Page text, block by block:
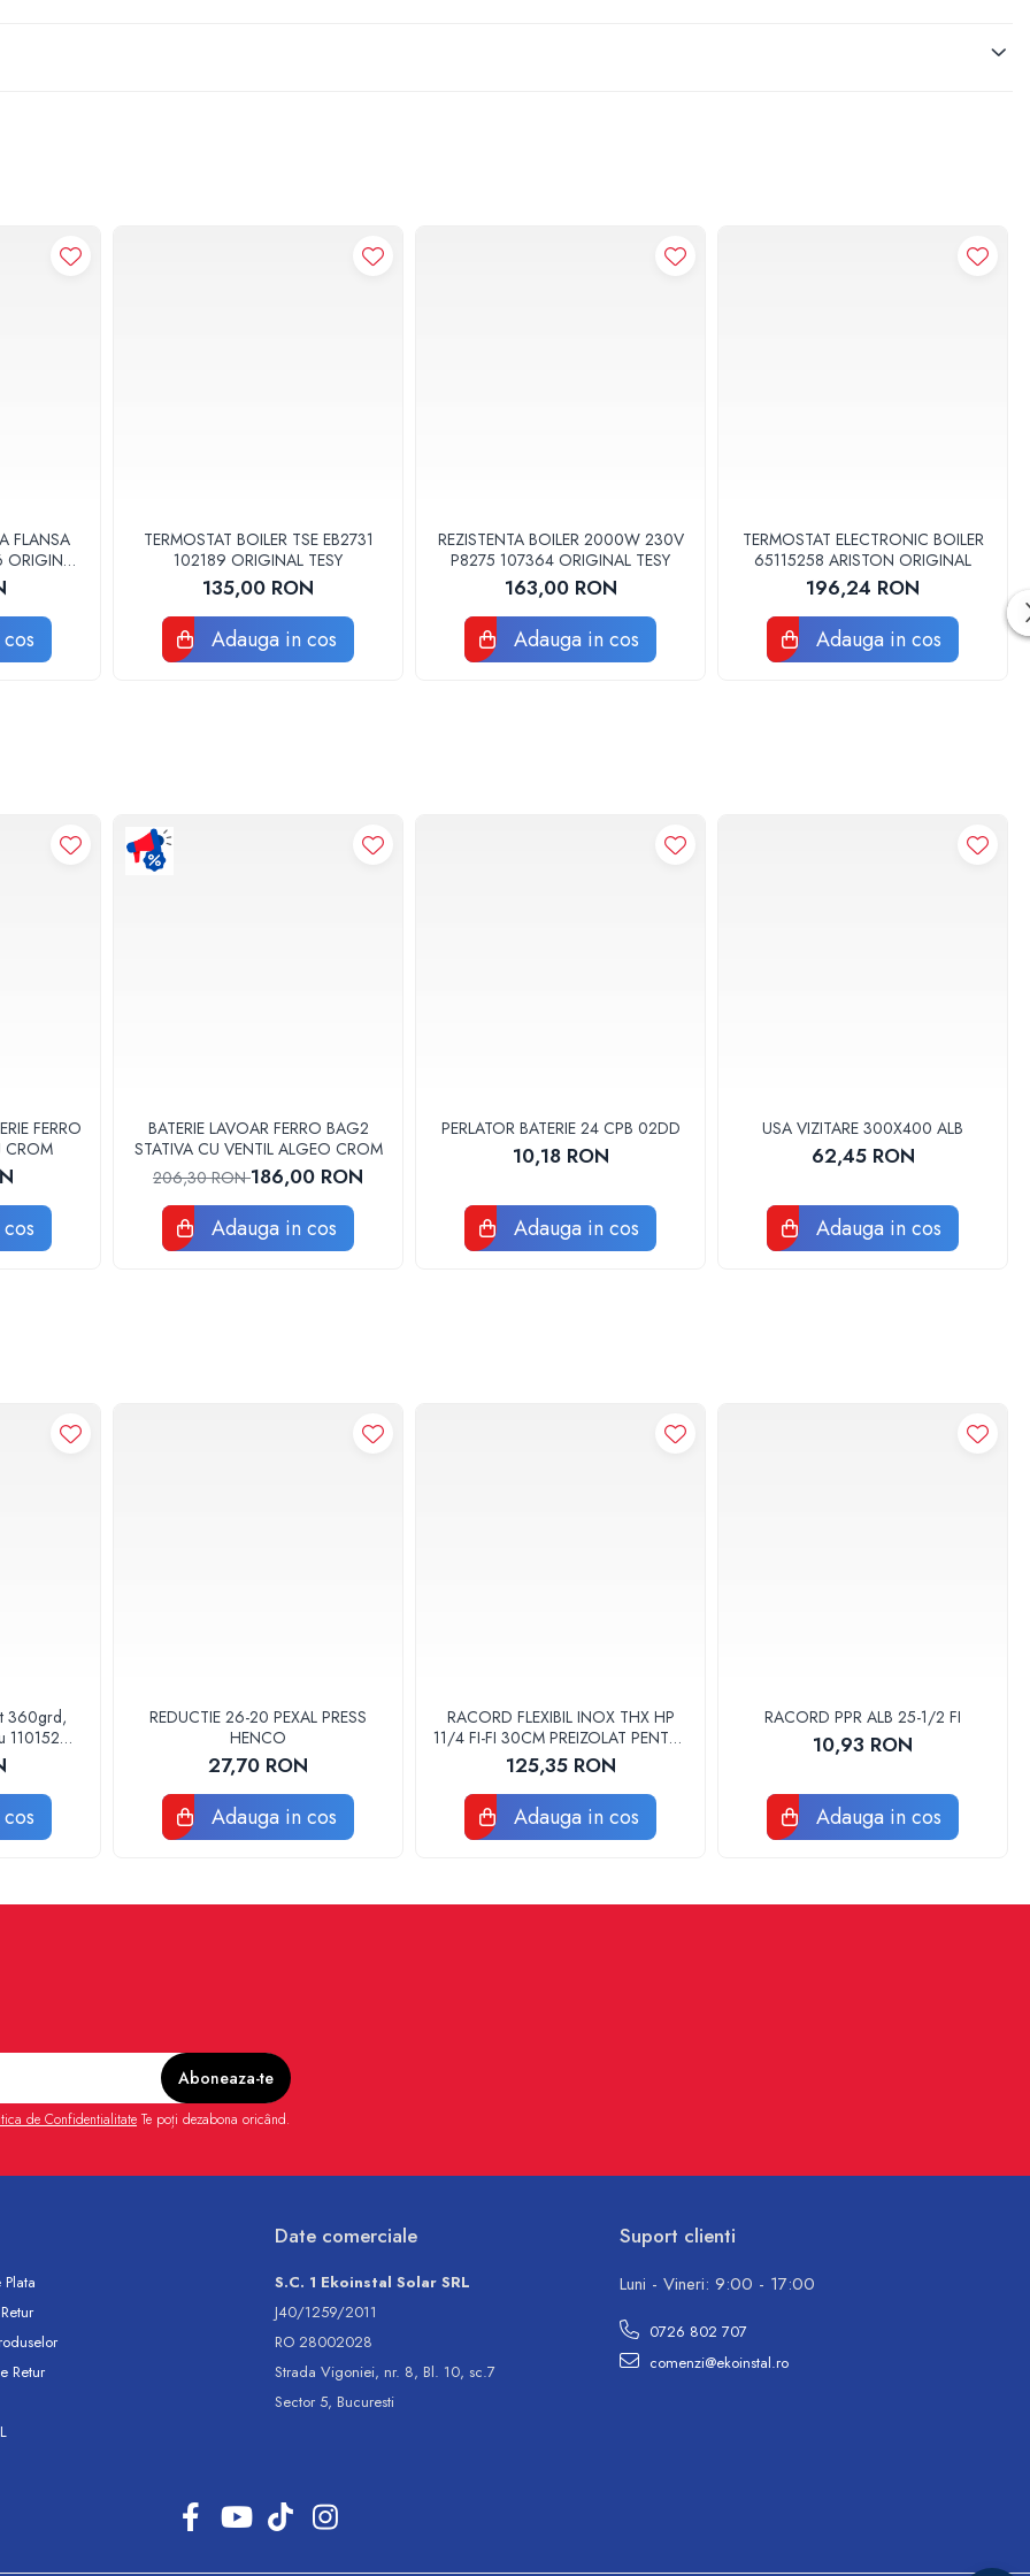
FLANSA
TERMOSTAT BOILER TSE EB2731
102189 ORIGINAL TESY
135,00 RON
Adauga in cos
REZISTENTA BOILER 2000W 230V
P8275 107364 ORIGINAL TESY
163,00 RON
Adauga in cos
TERMOSTAT ELECTRONIC BOILER
65115258 ARISTON ORIGINAL
196,24 RON
Adauga in cos
FERRO
CROM
BATERIE LAVOAR FERRO BAG2
STATIVA CU VENTIL ALGEO CROM
206,30 RON186,00 RON
Adauga in cos
PERLATOR BATERIE 24 CPB 02DD
10,18 RON
Adauga in cos
USA VIZITARE 300X400 ALB
62,45 RON
Adauga in cos
360grd,
110152
REDUCTIE 26-20 PEXAL PRESS
HENCO
27,70 RON
Adauga in cos
RACORD FLEXIBIL INOX THX HP
11/4 FI-FI 30CM PREIZOLAT PENTRU
POMPA DE CALDURA - THX
125,35 RON
Adauga in cos
RACORD PPR ALB 25-1/2 FI
10,93 RON
Adauga in cos
de Confidentialitate Te poți dezabona oricând.
Retur
Date comerciale
S.C. 1 Ekoinstal Solar SRL
J40/1259/2011
RO 28002028
Strada Vigoniei, nr. 8, Bl. 10, sc.7
Sector 5, Bucuresti
Suport clienti
Luni - Vineri: 9:00 - 17:00
0726 802 707
comenzi@ekoinstal.ro